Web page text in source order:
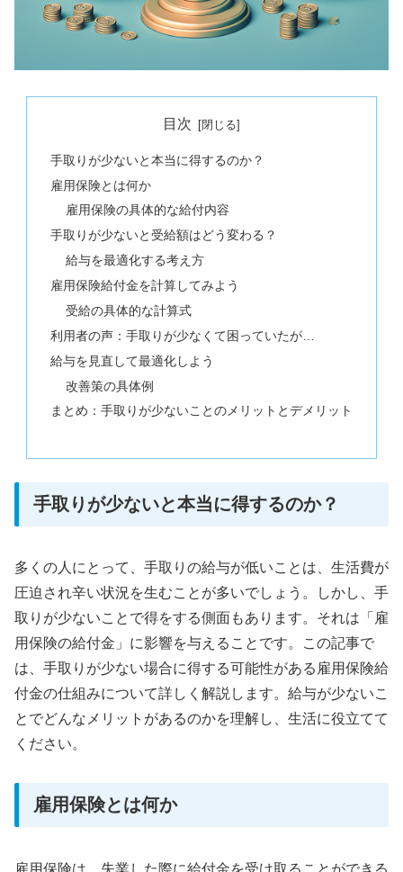
目次
手取りが少ないと本当に得するのか？
雇用保険とは何か
雇用保険の具体的な給付内容
手取りが少ないと受給額はどう変わる？
給与を最適化する考え方
雇用保険給付金を計算してみよう
受給の具体的な計算式
利用者の声：手取りが少なくて困っていたが…
給与を見直して最適化しよう
改善策の具体例
まとめ：手取りが少ないことのメリットとデメリット
手取りが少ないと本当に得するのか？
多くの人にとって、手取りの給与が低いことは、生活費が
圧迫され辛い状況を生むことが多いでしょう。しかし、手
取りが少ないことで得をする側面もあります。それは「雇
用保険の給付金」に影響を与えることです。この記事で
は、手取りが少ない場合に得する可能性がある雇用保険給
付金の仕組みについて詳しく解説します。給与が少ないこ
とでどんなメリットがあるのかを理解し、生活に役立てて
ください。
雇用保険とは何か
雇用保険は、失業した際に給付金を受け取ることができる